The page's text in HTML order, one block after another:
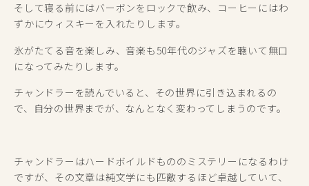
そして寝る前にはバーボンをロックで飲み、コーヒーにはわ
ずかにウィスキーを入れたりします。
氷がたてる音を楽しみ、音楽も50年代のジャズを聴いて無口
になってみたりします。
チャンドラーを読んでいると、その世界に引き込まれるの
で、自分の世界までが、なんとなく変わってしまうのです。
チャンドラーはハードボイルドもののミステリーになるわけ
ですが、その文章は純文学にも匹敵するほど卓越していて、